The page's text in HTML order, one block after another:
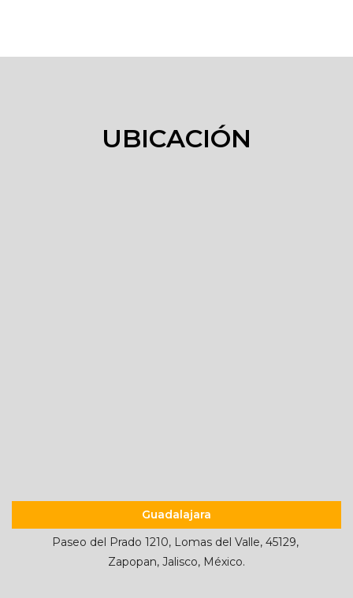
UBICACIÓN
Guadalajara
Paseo del Prado 1210, Lomas del Valle, 45129,
Zapopan, Jalisco, México.